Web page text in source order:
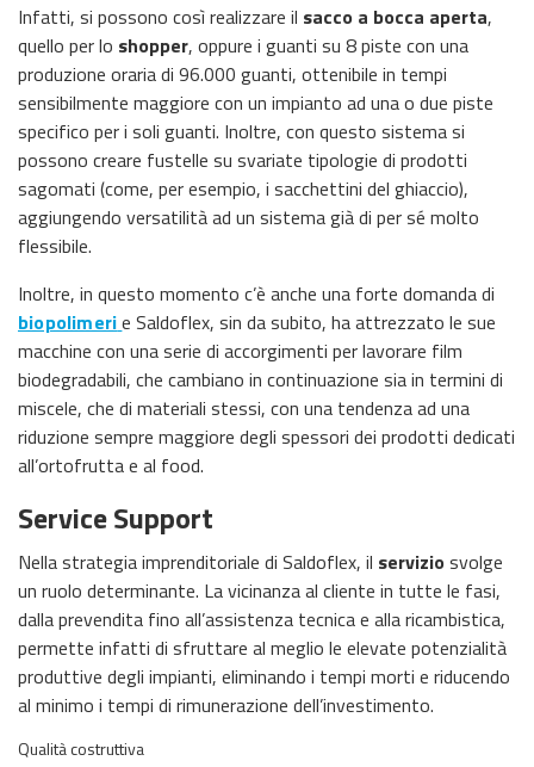
Infatti, si possono così realizzare il sacco a bocca aperta,
quello per lo shopper, oppure i guanti su 8 piste con una
produzione oraria di 96.000 guanti, ottenibile in tempi
sensibilmente maggiore con un impianto ad una o due piste
specifico per i soli guanti. Inoltre, con questo sistema si
possono creare fustelle su svariate tipologie di prodotti
sagomati (come, per esempio, i sacchettini del ghiaccio),
aggiungendo versatilità ad un sistema già di per sé molto
flessibile.
Inoltre, in questo momento c’è anche una forte domanda di
biopolimerie Saldoflex, sin da subito, ha attrezzato le sue
macchine con una serie di accorgimenti per lavorare film
biodegradabili, che cambiano in continuazione sia in termini di
miscele, che di materiali stessi, con una tendenza ad una
riduzione sempre maggiore degli spessori dei prodotti dedicati
all’ortofrutta e al food.
Service Support
Nella strategia imprenditoriale di Saldoflex, il servizio svolge
un ruolo determinante. La vicinanza al cliente in tutte le fasi,
dalla prevendita fino all’assistenza tecnica e alla ricambistica,
permette infatti di sfruttare al meglio le elevate potenzialità
produttive degli impianti, eliminando i tempi morti e riducendo
al minimo i tempi di rimunerazione dell’investimento.
Qualità costruttiva